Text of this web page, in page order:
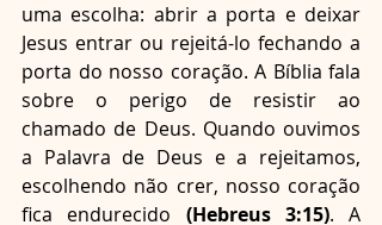
uma escolha: abrir a porta e deixar
Jesus entrar ou rejeitá-lo fechando a
porta do nosso coração. A Bíblia fala
sobre o perigo de resistir ao
chamado de Deus. Quando ouvimos
a Palavra de Deus e a rejeitamos,
escolhendo não crer, nosso coração
fica endurecido (Hebreus 3:15). A